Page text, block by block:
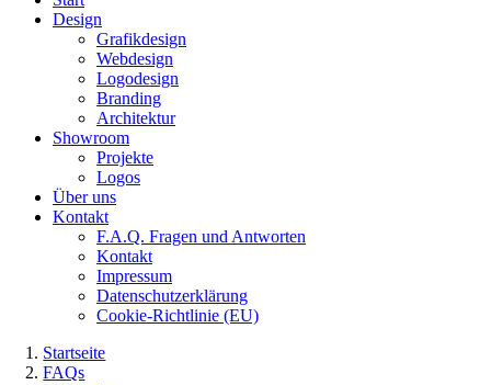
Design
Grafikdesign
Webdesign
Logodesign
Branding
Architektur
Showroom
Projekte
Logos
Über uns
Kontakt
F.A.Q. Fragen und Antworten
Kontakt
Impressum
Datenschutzerklärung
Cookie-Richtlinie (EU)
Startseite
FAQs